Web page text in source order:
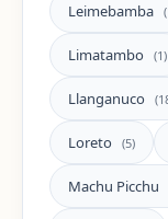
Leimebamba
Limatambo (1)
Llanganuco
Loreto (5)
Machu Picchu